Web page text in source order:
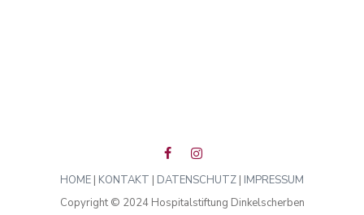
HOME | KONTAKT | DATENSCHUTZ | IMPRESSUM
Copyright © 2024 Hospitalstiftung Dinkelscherben